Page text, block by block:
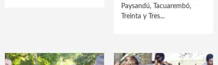
Paysandú, Tacuarembó,
Treinta y Tres...